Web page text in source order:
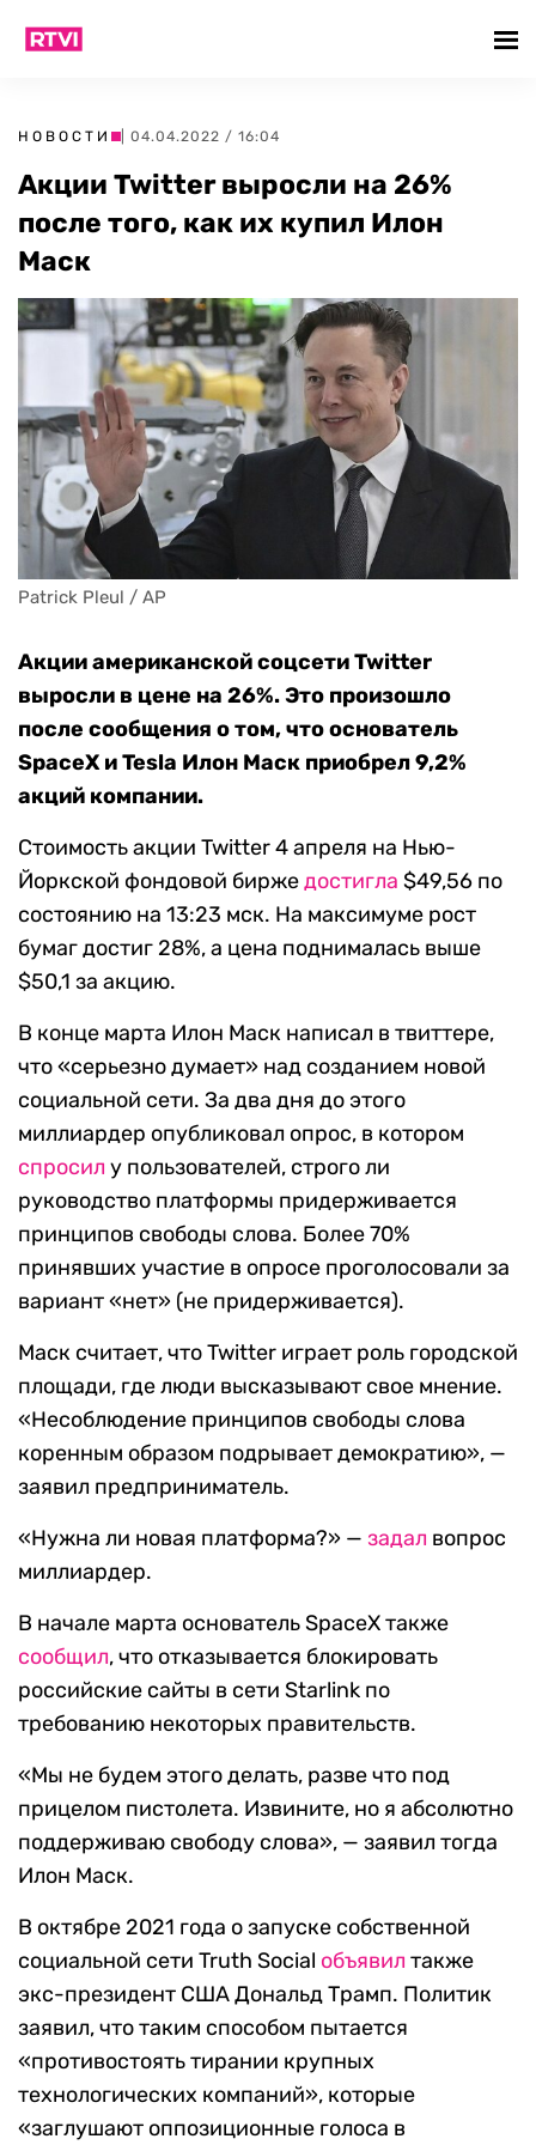
НОВОСТИ | 04.04.2022 / 16:04
Акции Twitter выросли на 26%
после того, как их купил Илон
Маск
Patrick Pleul / AP
Акции американской соцсети Twitter
выросли в цене на 26%. Это произошло
после сообщения о том, что основатель
SpaceX и Tesla Илон Маск приобрел 9,2%
акций компании.
Стоимость акции Twitter 4 апреля на Нью-
Йоркской фондовой биржедостигла $49,56 по
состоянию на 13:23 мск. На максимуме рост
бумаг достиг 28%, а цена поднималась выше
$50,1 за акцию.
В конце марта Илон Маск написал в твиттере,
что «серьезно думает» над созданием новой
социальной сети. За два дня до этого
миллиардер опубликовал опрос, в котором
спросил у пользователей, строго ли
руководство платформы придерживается
принципов свободы слова. Более 70%
принявших участие в опросе проголосовали за
вариант «нет» (не придерживается).
Маск считает, что Twitter играет роль городской
площади, где люди высказывают свое мнение.
«Несоблюдение принципов свободы слова
коренным образом подрывает демократию», —
заявил предприниматель.
«Нужна ли новая платформа?» — задал вопрос
миллиардер.
В начале марта основатель SpaceX также
сообщил, что отказывается блокировать
российские сайты в сети Starlink по
требованию некоторых правительств.
«Мы не будем этого делать, разве что под
прицелом пистолета. Извините, но я абсолютно
поддерживаю свободу слова», — заявил тогда
Илон Маск.
В октябре 2021 года о запуске собственной
социальной сети Truth Social объявил также
экс-президент США Дональд Трамп. Политик
заявил, что таким способом пытается
«противостоять тирании крупных
технологических компаний», которые
«заглушают оппозиционные голоса в